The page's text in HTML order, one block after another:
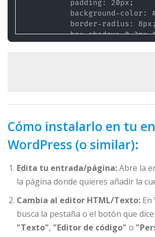
Cómo instalarlo en tu
WordPress (o similar):
Edita tu entrada/página:Abre la
la página donde quieres añadir la
Cambia al editor HTML/Texto: En
busca la pestaña o el botón que dice
"Texto", "Editor de código" o